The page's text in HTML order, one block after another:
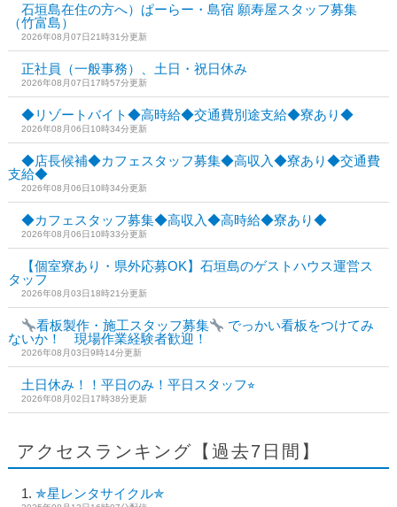
石垣島在住の方へ）ぱーらー・島宿 願寿屋スタッフ募集
（竹富島）
2026年08月07日21時31分更新
正社員（一般事務）、土日・祝日休み
2026年08月07日17時57分更新
◆リゾートバイト◆高時給◆交通費別途支給◆寮あり◆
2026年08月06日10時34分更新
◆店長候補◆カフェスタッフ募集◆高収入◆寮あり◆交通費
支給◆
2026年08月06日10時34分更新
◆カフェスタッフ募集◆高収入◆高時給◆寮あり◆
2026年08月06日10時33分更新
【個室寮あり・県外応募OK】石垣島のゲストハウス運営ス
タッフ
2026年08月03日18時21分更新
看板製作・施工スタッフ募集
でっかい看板をつけてみ
ないか！ 現場作業経験者歓迎！
2026年08月03日9時14分更新
土日休み！！平日のみ！平日スタッフ⭐︎
2026年08月02日17時38分更新
アクセスランキング【過去7日間】
✯星レンタサイクル✯